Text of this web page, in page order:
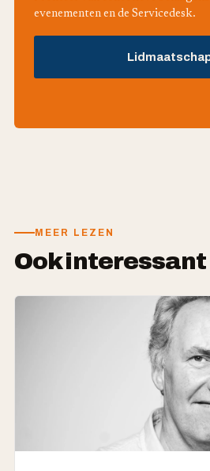
evenementen en de Servicedesk.
MEER LEZEN
Ook interessant